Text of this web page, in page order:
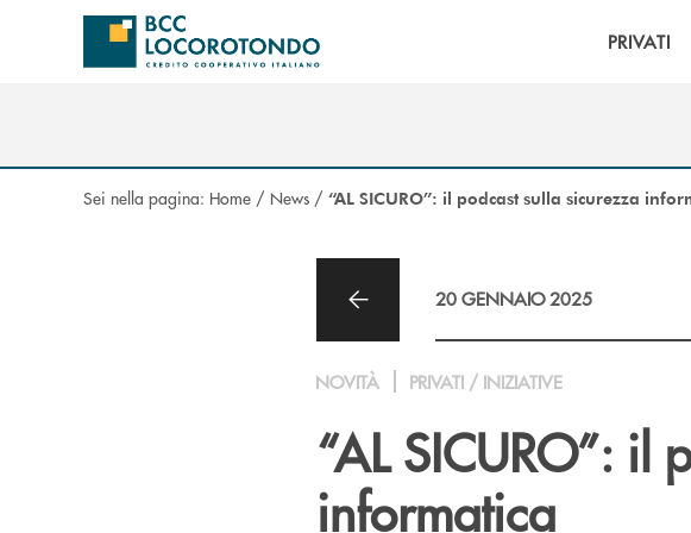
Salta al contenuto principale
PRIVATI
Sei nella pagina: Home / News / “AL SICURO”: il podcast sulla sicurezza
20 GENNAIO 2025
NOVITÀ PRIVATI / INIZIATIVE
“AL SICURO”: il
informatica